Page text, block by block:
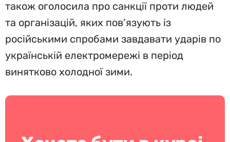
також оголосила про санкції проти людей
та організацій, яких пов’язують із
російськими спробами завдавати ударів по
українській електромережі в період
винятково холодної зими.